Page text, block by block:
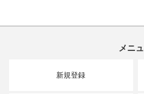
メニ
新規登録